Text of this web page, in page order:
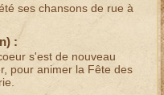
ses chansons de rue à
) :
s'est de nouveau
pour animer la Fête des